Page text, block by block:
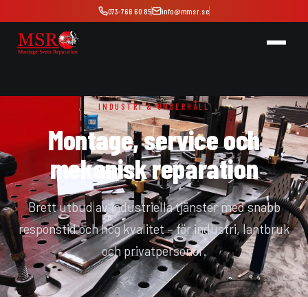
073-766 60 85 info@mmsr.se
INDUSTRI & UNDERHÅLL
Montage, service och
mekanisk reparation
Brett utbud av industriella tjänster med snabb
responstid och hög kvalitet – för industri, lantbruk
och privatpersoner.